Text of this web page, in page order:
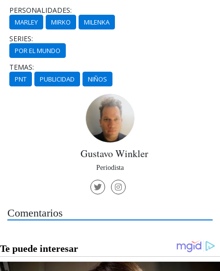
PERSONALIDADES:
MARLEY MIRKO MILENKA
SERIES:
POR EL MUNDO
TEMAS:
PNT PUBLICIDAD NIÑOS
Gustavo Winkler
Periodista
Comentarios